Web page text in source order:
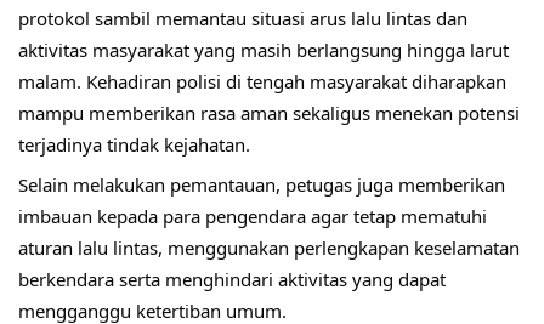
protokol sambil memantau situasi arus lalu lintas dan
aktivitas masyarakat yang masih berlangsung hingga larut
malam. Kehadiran polisi di tengah masyarakat diharapkan
mampu memberikan rasa aman sekaligus menekan potensi
terjadinya tindak kejahatan.
Selain melakukan pemantauan, petugas juga memberikan
imbauan kepada para pengendara agar tetap mematuhi
aturan lalu lintas, menggunakan perlengkapan keselamatan
berkendara serta menghindari aktivitas yang dapat
mengganggu ketertiban umum.